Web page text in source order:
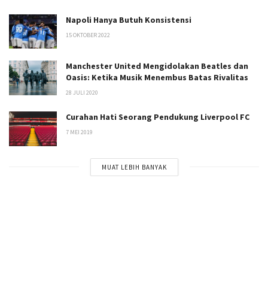
Napoli Hanya Butuh Konsistensi
15 OKTOBER 2022
Manchester United Mengidolakan Beatles dan
Oasis: Ketika Musik Menembus Batas Rivalitas
28 JULI 2020
Curahan Hati Seorang Pendukung Liverpool FC
7 MEI 2019
MUAT LEBIH BANYAK